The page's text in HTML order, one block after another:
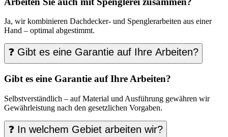
Ja, wir kombinieren Dachdecker- und Spenglerarbeiten aus einer
Hand – optimal abgestimmt.
❓ Gibt es eine Garantie auf Ihre Arbeiten?
Gibt es eine Garantie auf Ihre Arbeiten?
Selbstverständlich – auf Material und Ausführung gewähren wir
Gewährleistung nach den gesetzlichen Vorgaben.
❓ In welchem Gebiet arbeiten wir?